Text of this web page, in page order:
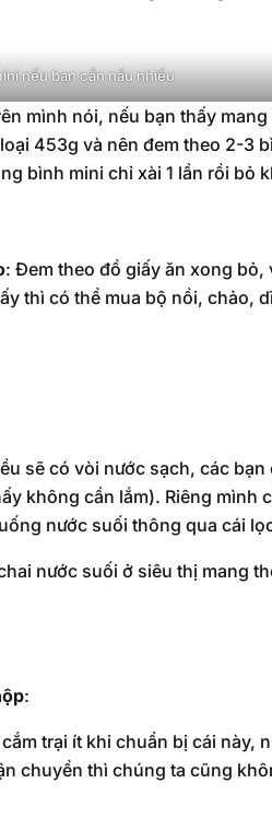
nếu bạn cần nấu nhiều
mình nói, nếu bạn thấy
453g và nên đem theo 2-3
bình mini chỉ xài 1 lần rồi bỏ
: Đem theo đồ giấy ăn xong
thì có thể mua bộ nồi, chảo,
sẽ có vòi nước sạch, các
không cần lắm). Riêng
nước suối thông qua cái
nước suối ở siêu thị mang
:
trại ít khi chuẩn bị cái
chuyển thì chúng ta cũng